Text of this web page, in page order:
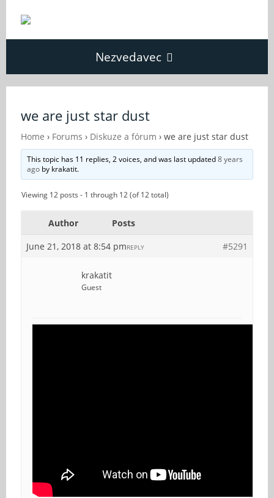
Nezvedavec
Fórum
we are just star dust
Home › Forums › Diskuze a fórum › we are just star dust
This topic has 11 replies, 2 voices, and was last updated8 years
ago by krakatit.
Viewing 12 posts - 1 through 12 (of 12 total)
Author
Posts
June 21, 2018 at 8:54 pm
#5291
REPLY
krakatit
Guest